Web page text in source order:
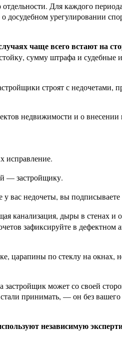
Для каждого
урегулировании
чаще всего встают на
сумму штрафа и судебные
строят с
недвижимости и о
исправление.
— застройщику.
вас недочеты, вы
канализация, дыры в стенах и
зафиксируйте в дефектном
царапины по стеклу на окнах,
может со своей
принимать, — он без вашего
независимую